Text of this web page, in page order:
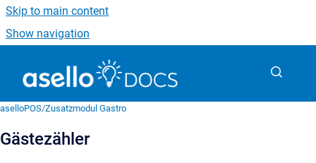
Skip to main content
Show navigation
aselloPOS/Zusatzmodul Gastro
Gästezähler